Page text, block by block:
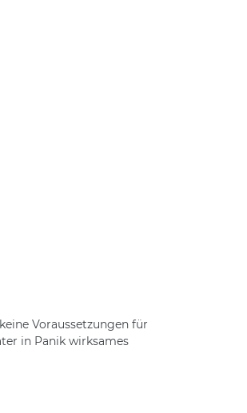
Voraussetzungen für
in Panik wirksames